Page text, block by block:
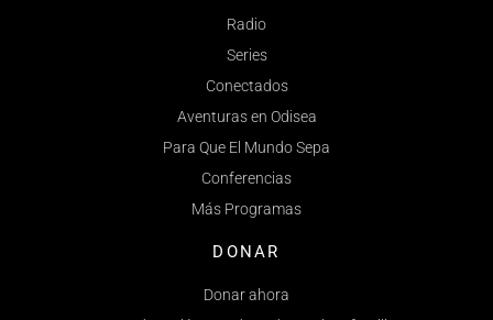
Radio
Series
Conectados
Aventuras en Odisea
Para Que El Mundo Sepa
Conferencias
Más Programas
DONAR
Donar ahora